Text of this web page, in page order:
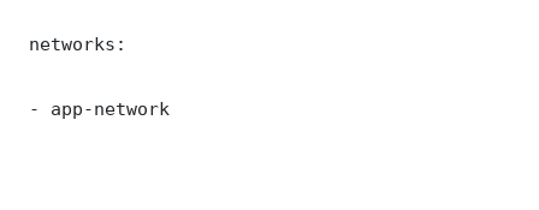
networks:
- app-network